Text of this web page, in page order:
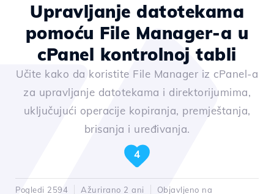
Upravljanje datotekama
pomoću File Manager-a u
cPanel kontrolnoj tabli
Učite kako da koristite File Manager iz cPanel-a
za upravljanje datotekama i direktorijumima,
uključujući operacije kopiranja, premještanja,
brisanja i uređivanja.
4
Pogledi 2594 Ažurirano 2 ani
Objavljeno na